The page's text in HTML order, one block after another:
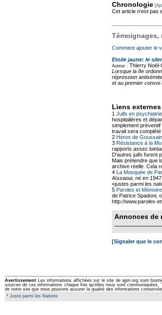
Chronologie
Cet article n'est pas
Témoignages,
Comment ajouter le
Etoile jaune: le
Auteur : Thierry Noël-
Lorsque la 8e
répression
et au premier convoi
Liens externes
1 Juifs en
hospitalières et
simplement
travail sera
2 Héros de
3 Résistance à la
rapports assez
D'autres juifs furent
Mais prétendre que
archive réelle. Cela
4 La Mosquée de
Aïssaoui, né en
«justes parmi les
5 Paroles et
de Patrice Spadoni,
http://www.paroles-
Annonces de
[Signaler que le
Avertissement Les informations affichées sur le site de ajpn.org sont
sources de ces informations chaque fois qu'elles nous sont
de notre site que nous pouvons assurer la qualité des informations
* Juste parmi les Nations